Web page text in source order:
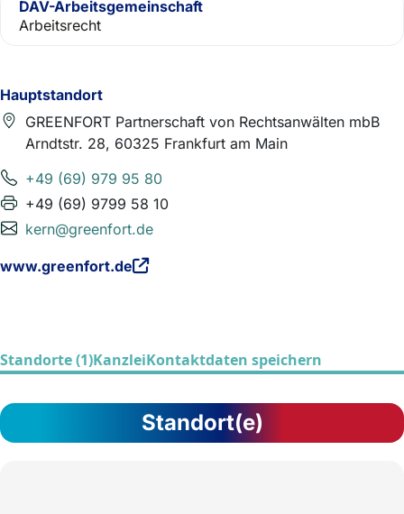
Hauptstandort
GREENFORT Partnerschaft von Rechtsanwälten mbB
Arndtstr. 28, 60325 Frankfurt am Main
+49 (69) 979 95 80
+49 (69) 9799 58 10
kern@greenfort.de
www.greenfort.de
DAV-Arbeitsgemeinschaft
Arbeitsrecht
Standorte (1)KanzleiKontaktdaten speichern
Standort(e)